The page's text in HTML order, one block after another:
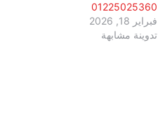
01225025360
فبراير 18, 2026
تدوينة مشابهة